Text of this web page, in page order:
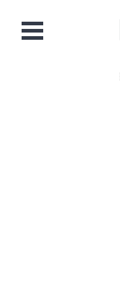
Menu